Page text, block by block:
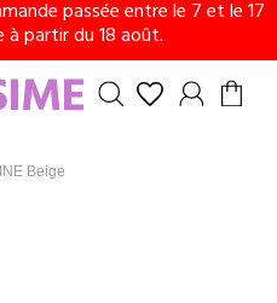
passée entre le 7 et le 17
à partir du 18 août.
Beige